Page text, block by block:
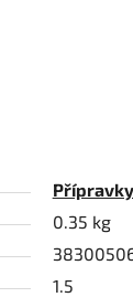
0.35 kg
1.5